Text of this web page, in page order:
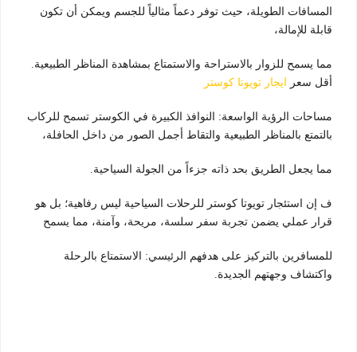
المسافات الطويلة، حيث توفر دعماً مثالياً للجسم ويمكن أن تكون
قابلة للإمالة،
مما يسمح للزوار بالاستراحة والاستمتاع بمشاهدة المناظر الطبيعية.
أقل سعر
ايجار تويوتا كوستر
مساحات الرؤية الواسعة: النوافذ الكبيرة في الكوستر تسمح للركاب
بالتمتع بالمناظر الطبيعية والتقاط أجمل الصور من داخل الحافلة،
مما يجعل الطريق بحد ذاته جزءاً من الجولة السياحية.
ف إن استئجار تويوتا كوستر للرحلات السياحية ليس رفاهية؛ بل هو
قرار عملي يضمن تجربة سفر سلسة، مريحة، وآمنة، مما يسمح
للمسافرين بالتركيز على هدفهم الرئيسي: الاستمتاع بالرحلة
واكتشاف وجهتهم الجديدة.